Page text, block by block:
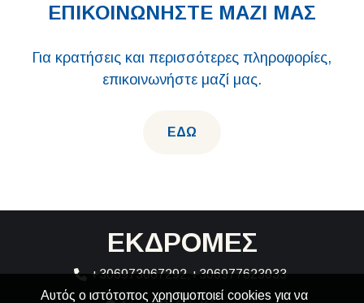
ΕΠΙΚΟΙΝΩΝΗΣΤΕ ΜΑΖΙ ΜΑΣ
Για κρατήσεις και περισσότερες πληροφορίες,
επικοινωνήστε μαζί μας.
ΕΔΩ
ΕΚΔΡΟΜΕΣ
+306973067292,+306977623033
Αυτός ο ιστότοπος χρησιμοποιεί cookies για να